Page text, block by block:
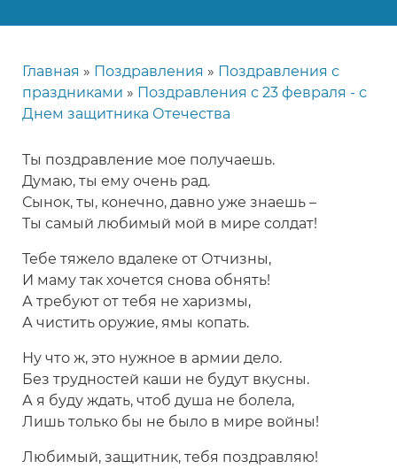
Строка
навигации
Главная Поздравления
Поздравления с
праздниками
Поздравления с 23 февраля - с
Днем защитника Отечества
Ты поздравление мое получаешь.
Думаю, ты ему очень рад.
Сынок, ты, конечно, давно уже знаешь –
Ты самый любимый мой в мире солдат!
Тебе тяжело вдалеке от Отчизны,
И маму так хочется снова обнять!
А требуют от тебя не харизмы,
А чистить оружие, ямы копать.
Ну что ж, это нужное в армии дело.
Без трудностей каши не будут вкусны.
А я буду ждать, чтоб душа не болела,
Лишь только бы не было в мире войны!
Любимый, защитник, тебя поздравляю!